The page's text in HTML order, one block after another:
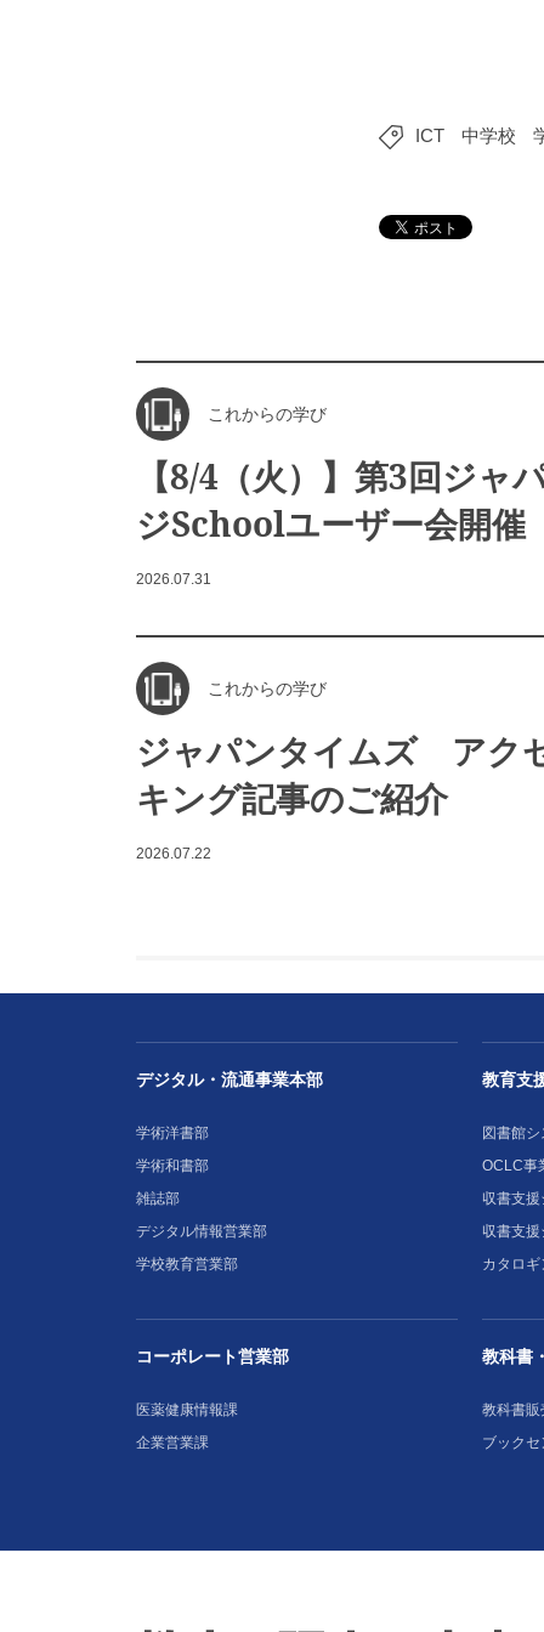
ICT 中学校
これからの学び
【8/4（火）】第3回ジャ
ジSchoolユーザー会開催
2026.07.31
これからの学び
ジャパンタイムズ アク
キング記事のご紹介
2026.07.22
デジタル・流通事業本部
学術洋書部
学術和書部
雑誌部
デジタル情報営業部
学校教育営業部
教育支
図書館
OCLC事
収書支援
収書支援
カタロ
コーポレート営業部
医薬健康情報課
企業営業課
教科書
教科書販
ブック